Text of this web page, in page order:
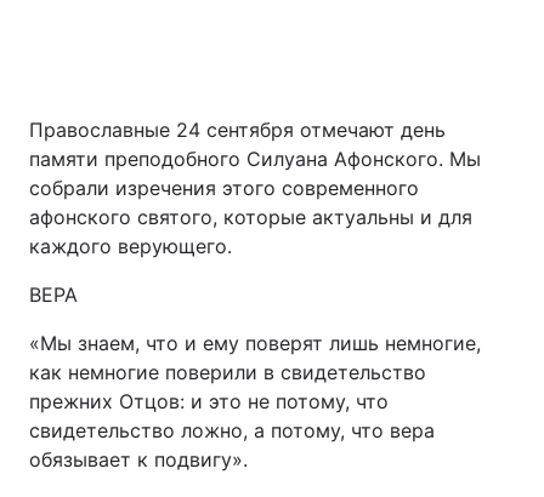
Київ Львів
Дніпро Харків
Наука
Техно і зв'язок Лайт
Православные 24 сентября отмечают день
памяти преподобного Силуана Афонского. Мы
собрали изречения этого современного
афонского святого, которые актуальны и для
каждого верующего.
ВЕРА
«Мы знаем, что и ему поверят лишь немногие,
как немногие поверили в свидетельство
прежних Отцов: и это не потому, что
свидетельство ложно, а потому, что вера
обязывает к подвигу».